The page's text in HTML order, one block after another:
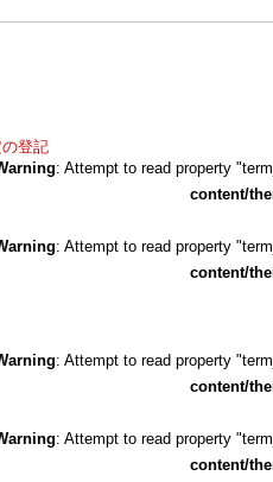
: Attempt to read property
content/
: Attempt to read property
content/
登記
: Attempt to read property
content/
: Attempt to read property
content/